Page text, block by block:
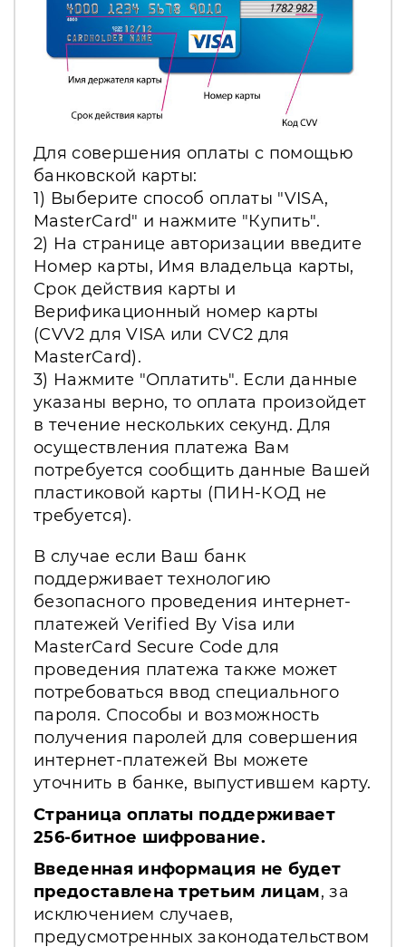
Для совершения оплаты с помощью
банковской карты:
1) Выберите способ оплаты "VISA,
MasterCard" и нажмите "Купить".
2) На странице авторизации введите
Номер карты, Имя владельца карты,
Срок действия карты и
Верификационный номер карты
(CVV2 для VISA или CVC2 для
MasterCard).
3) Нажмите "Оплатить". Если данные
указаны верно, то оплата произойдет
в течение нескольких секунд. Для
осуществления платежа Вам
потребуется сообщить данные Вашей
пластиковой карты (ПИН-КОД не
требуется).
В случае если Ваш банк
поддерживает технологию
безопасного проведения интернет-
платежей Verified By Visa или
MasterCard Secure Code для
проведения платежа также может
потребоваться ввод специального
пароля. Способы и возможность
получения паролей для совершения
интернет-платежей Вы можете
уточнить в банке, выпустившем карту.
Страница оплаты поддерживает
256-битное шифрование.
Введенная информация не будет
предоставлена третьим лицам, за
исключением случаев,
предусмотренных законодательством